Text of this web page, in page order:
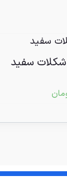
شکلات سفید